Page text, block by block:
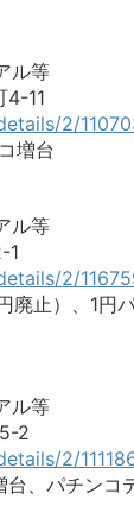
ル等
4-11
2/
増台
ル等
1
2/
廃止）、1円
ル等
2
2/
、パチンコ